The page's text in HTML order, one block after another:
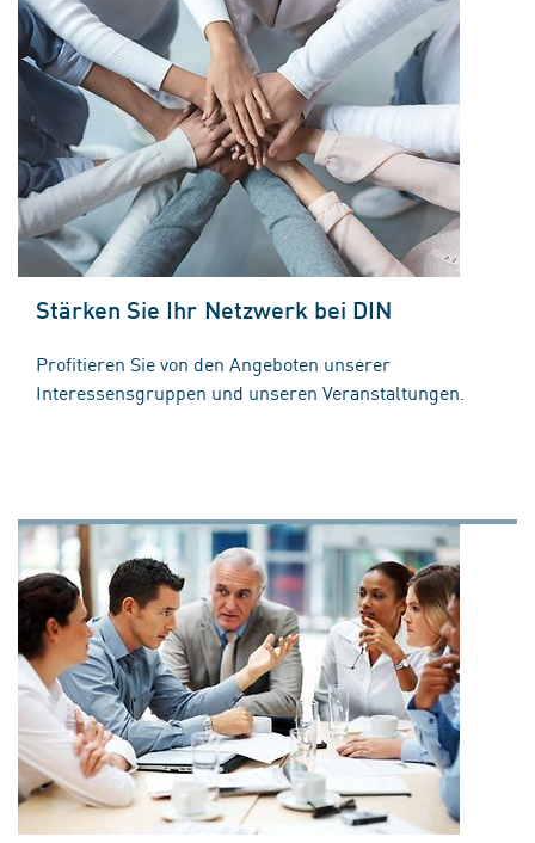
Stärken Sie Ihr Netzwerk bei DIN
Profitieren Sie von den Angeboten unserer
Interessensgruppen und unseren Veranstaltungen.